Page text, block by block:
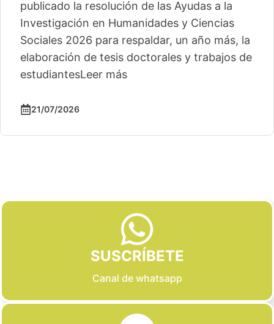
publicado la resolución de las Ayudas a la
Investigación en Humanidades y Ciencias
Sociales 2026 para respaldar, un año más, la
elaboración de tesis doctorales y trabajos de
estudiantesLeer más
21/07/2026
SUSCRÍBETE
Canal de whatsapp